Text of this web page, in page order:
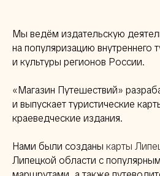
Мы ведём издательскую
на популяризацию внутреннего
и культуры регионов России.
«Магазин Путешествий»
и выпускает туристические
краеведческие издания.
Нами были созданы карты
Липецкой области с